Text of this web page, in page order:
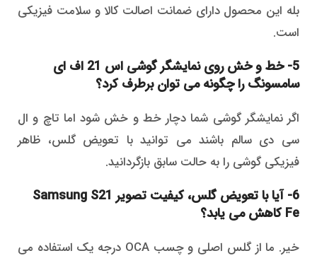
بله این محصول دارای ضمانت اصالت کالا و سلامت فیزیکی
است.
5- خط و خش روی نمایشگر گوشی اس 21 اف ای
سامسونگ را چگونه می توان برطرف کرد؟
اگر نمایشگر گوشی شما دچار خط و خش شود اما تاچ و ال
سی دی سالم باشند می توانید با تعویض گلس، ظاهر
فیزیکی گوشی را به حالت سابق بازگردانید.
6- آیا با تعویض گلس، کیفیت تصویر Samsung S21
Fe کاهش می یابد؟
خیر. ما از گلس اصلی و چسب OCA درجه یک استفاده می